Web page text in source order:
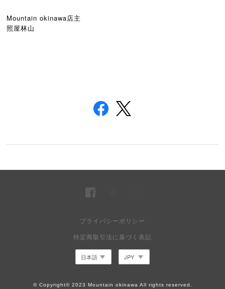
Mountain okinawa店主
照屋林山
プライバシーポリシー
特定商取引法に基づく表記
© Copyright© 2023 Mountain okinawa All rights reserved.